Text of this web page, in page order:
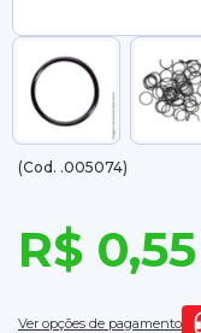
(Cod. .005074)
R$ 0,55
Ver opções de pagamento